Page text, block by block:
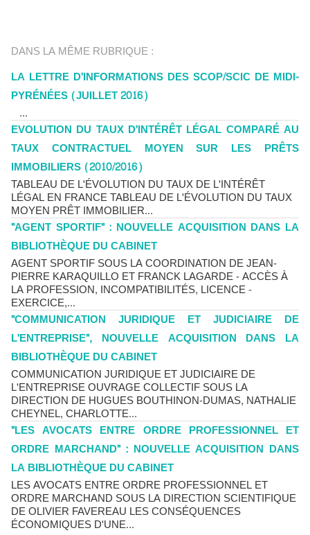
DANS LA MÊME RUBRIQUE :
LA LETTRE D'INFORMATIONS DES SCOP/SCIC DE MIDI-
PYRÉNÉES (JUILLET 2016)
...
EVOLUTION DU TAUX D'INTÉRÊT LÉGAL COMPARÉ AU
TAUX CONTRACTUEL MOYEN SUR LES PRÊTS
IMMOBILIERS (2010/2016)
TABLEAU DE L'ÉVOLUTION DU TAUX DE L'INTÉRÊT
LÉGAL EN FRANCE TABLEAU DE L'ÉVOLUTION DU TAUX
MOYEN PRÊT IMMOBILIER...
"AGENT SPORTIF" : NOUVELLE ACQUISITION DANS LA
BIBLIOTHÈQUE DU CABINET
AGENT SPORTIF SOUS LA COORDINATION DE JEAN-
PIERRE KARAQUILLO ET FRANCK LAGARDE - ACCÈS À
LA PROFESSION, INCOMPATIBILITÉS, LICENCE -
EXERCICE,...
"COMMUNICATION JURIDIQUE ET JUDICIAIRE DE
L'ENTREPRISE", NOUVELLE ACQUISITION DANS LA
BIBLIOTHÈQUE DU CABINET
COMMUNICATION JURIDIQUE ET JUDICIAIRE DE
L'ENTREPRISE OUVRAGE COLLECTIF SOUS LA
DIRECTION DE HUGUES BOUTHINON-DUMAS, NATHALIE
CHEYNEL, CHARLOTTE...
"LES AVOCATS ENTRE ORDRE PROFESSIONNEL ET
ORDRE MARCHAND" : NOUVELLE ACQUISITION DANS
LA BIBLIOTHÈQUE DU CABINET
LES AVOCATS ENTRE ORDRE PROFESSIONNEL ET
ORDRE MARCHAND SOUS LA DIRECTION SCIENTIFIQUE
DE OLIVIER FAVEREAU LES CONSÉQUENCES
ÉCONOMIQUES D'UNE...